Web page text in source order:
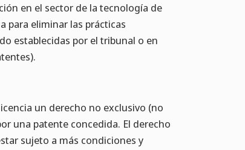
en el sector de la tecnología de
para eliminar las prácticas
establecidas por el tribunal o en
un derecho no exclusivo (no
una patente concedida. El derecho
sujeto a más condiciones y